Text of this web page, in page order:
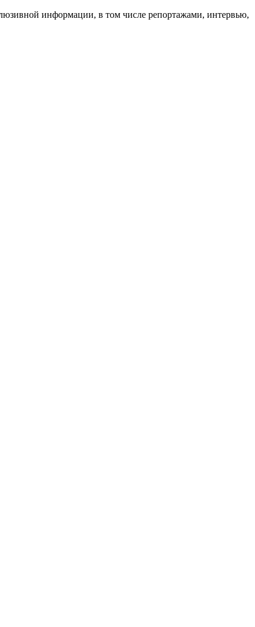
информации, в том числе репортажами, интервью,